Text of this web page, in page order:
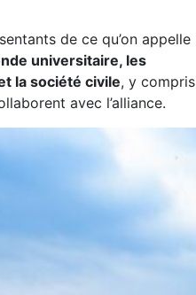
de ce qu’on appelle
universitaire, les
la société civile, y compris
avec l’alliance.